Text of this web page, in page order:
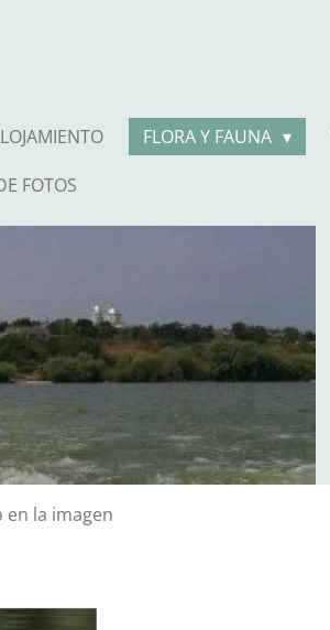
FLORA Y FAUNA
FOTOS
la imagen